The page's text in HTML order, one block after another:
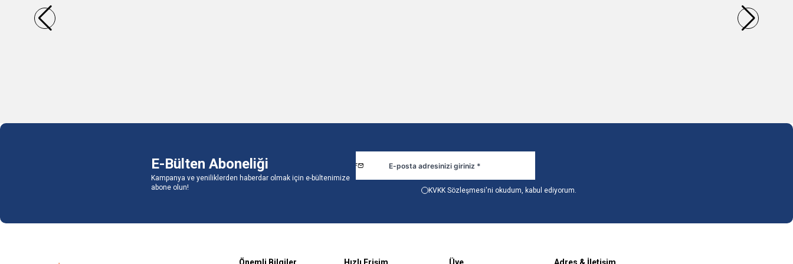
234,03
E-Bülten Aboneliği
Kampanya ve yeniliklerden haberdar olmak için e-bültenimize
abone olun!
KVKK Sözleşmesi'ni okudum, kabul ediyorum.